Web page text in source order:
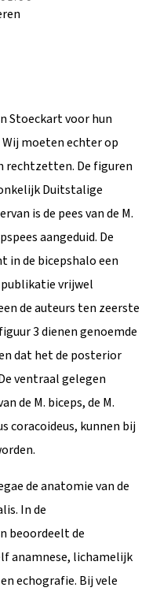
Stoeckart voor hun
moeten echter op
rechtzetten. De figuren
Duitstalige
is de pees van de M.
aangeduid. De
in de bicepshalo een
publikatie vrijwel
de auteurs ten zeerste
3 dienen genoemde
dat het de posterior
ventraal gelegen
de M. biceps, de M.
coracoideus, kunnen bij
de anatomie van de
In de
beoordeelt de
anamnese, lichamelijk
echografie. Bij vele